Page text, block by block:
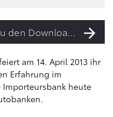
Zu den Downloads
am 14. April 2013 ihr
Erfahrung im
heute